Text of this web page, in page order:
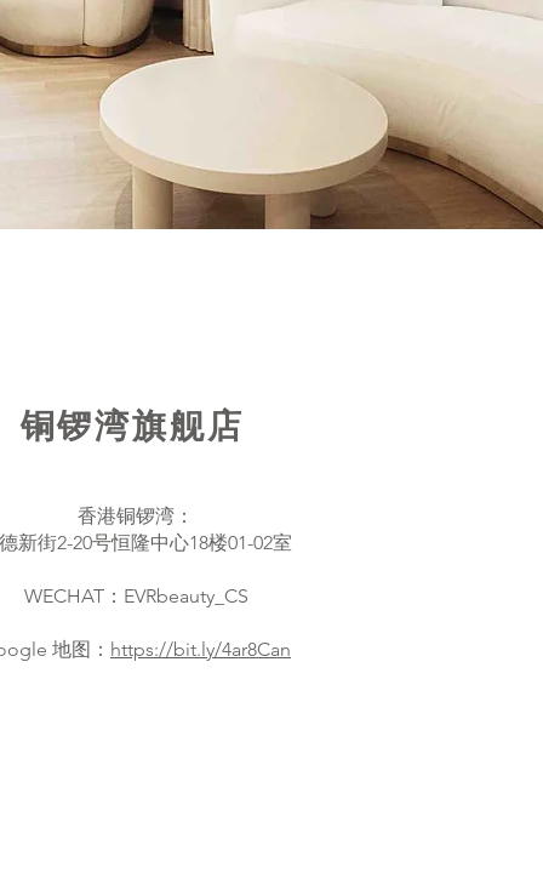
铜锣湾旗舰店
香港铜锣湾：
新街2-20号恒隆中心18楼01-02室
WECHAT：EVRbeauty_CS​​
地图： https://bit.ly/4ar8Can